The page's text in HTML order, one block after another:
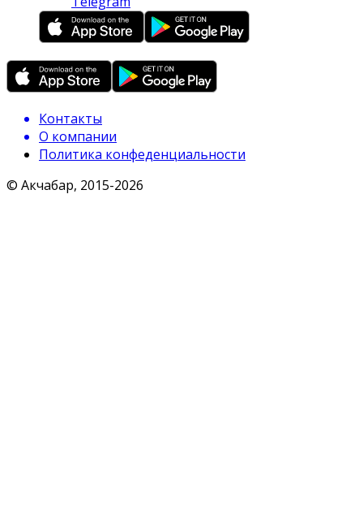
Контакты
О компании
Политика конфеденциальности
© Акчабар, 2015-2026